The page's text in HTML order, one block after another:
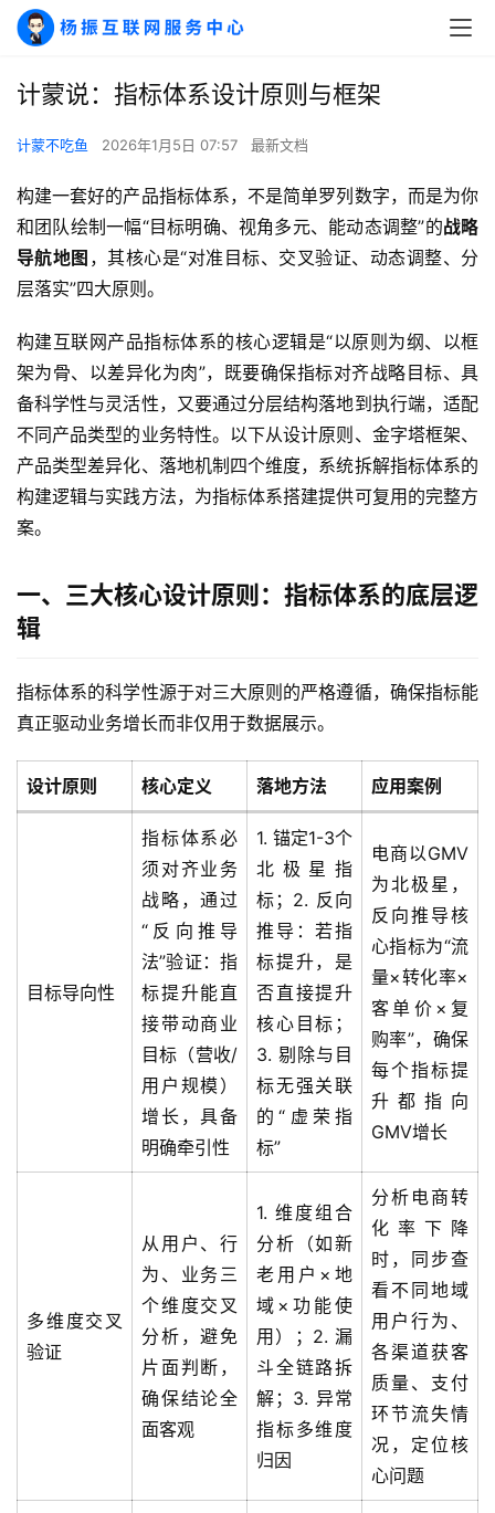
计蒙说：指标体系设计原则与框架
计蒙不吃鱼 2026年1月5日 07:57 最新文档
构建一套好的产品指标体系，不是简单罗列数字，而是为你
和团队绘制一幅“目标明确、视角多元、能动态调整”的战略
导航地图 ，其核心是“对准目标、交叉验证、动态调整、分
层落实”四大原则。
构建互联网产品指标体系的核心逻辑是“以原则为纲、以框
架为骨、以差异化为肉”，既要确保指标对齐战略目标、具
备科学性与灵活性，又要通过分层结构落地到执行端，适配
不同产品类型的业务特性。以下从设计原则、金字塔框架、
产品类型差异化、落地机制四个维度，系统拆解指标体系的
构建逻辑与实践方法，为指标体系搭建提供可复用的完整方
案。
一、三大核心设计原则：指标体系的底层逻
辑
指标体系的科学性源于对三大原则的严格遵循，确保指标能
真正驱动业务增长而非仅用于数据展示。
设计原则 核心定义 落地方法 应用案例
目标导向性
指标体系必
须对齐业务
战略，通过
“反向推导
法”验证：指
标提升能直
接带动商业
目标（营收/
用户规模）
增长，具备
明确牵引性
1. 锚定1-3个
北极星指
标；2. 反向
推导：若指
标提升，是
否直接提升
核心目标；
3. 剔除与目
标无强关联
的“虚荣指
标”
电商以GMV
为北极星，
反向推导核
心指标为“流
量×转化率×
客单价×复
购率”，确保
每个指标提
升都指向
GMV增长
多维度交叉
验证
从用户、行
为、业务三
个维度交叉
分析，避免
片面判断，
确保结论全
面客观
1. 维度组合
分析（如新
老用户×地
域×功能使
用）；2. 漏
斗全链路拆
解；3. 异常
指标多维度
归因
分析电商转
化率下降
时，同步查
看不同地域
用户行为、
各渠道获客
质量、支付
环节流失情
况，定位核
心问题